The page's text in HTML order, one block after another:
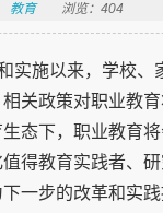
教育 浏览：404
实施以来，学校、
关政策对职业教
态下，职业教育
得教育实践者、
一步的改革和实践